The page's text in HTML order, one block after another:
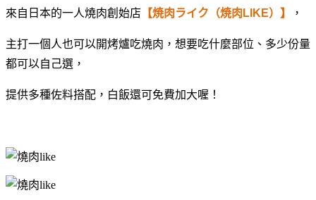
來自日本的一人燒肉創始店 【焼肉ライク（焼肉LIKE）】 ，
主打一個人也可以開烤爐吃燒肉，想要吃什麼部位、多少份量
都可以自己選，
提供多種佐料搭配，白飯還可免費加大喔！